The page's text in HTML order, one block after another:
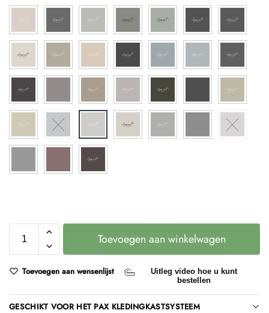
Toevoegen aan winkelwagen
Toevoegen aan wensenlijst
Uitleg video hoe u kunt
bestellen
GESCHIKT VOOR HET PAX KLEDINGKASTSYSTEEM